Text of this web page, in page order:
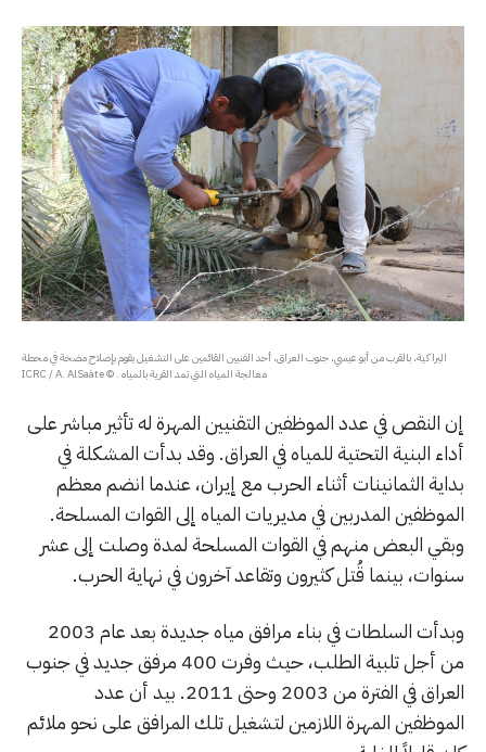
البراكية، بالقرب من أبو عيسي، جنوب العراق، أحد الفنيين القائمين على التشغيل يقوم بإصلاح مضخة في محطة
معالجة المياه التي تمد القرية بالمياه . © ICRC / A. AlSaàte
إن النقص في عدد الموظفين التقنيين المهرة له تأثير مباشر على
أداء البنية التحتية للمياه في العراق. وقد بدأت المشكلة في
بداية الثمانينات أثناء الحرب مع إيران، عندما انضم معظم
الموظفين المدربين في مديريات المياه إلى القوات المسلحة.
وبقي البعض منهم في القوات المسلحة لمدة وصلت إلى عشر
سنوات، بينما قُتل كثيرون وتقاعد آخرون في نهاية الحرب.
وبدأت السلطات في بناء مرافق مياه جديدة بعد عام 2003
من أجل تلبية الطلب، حيث وفرت 400 مرفق جديد في جنوب
العراق في الفترة من 2003 وحتى 2011. بيد أن عدد
الموظفين المهرة اللازمين لتشغيل تلك المرافق على نحو ملائم